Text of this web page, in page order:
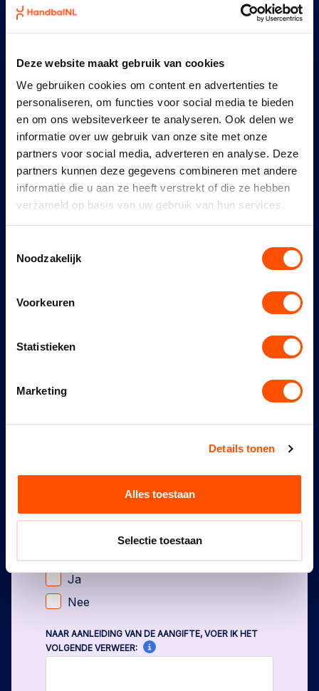
Deze website maakt gebruik van cookies
We gebruiken cookies om content en advertenties te
personaliseren, om functies voor social media te bieden
en om ons websiteverkeer te analyseren. Ook delen we
informatie over uw gebruik van onze site met onze
partners voor social media, adverteren en analyse. Deze
partners kunnen deze gegevens combineren met andere
informatie die u aan ze heeft verstrekt of die ze hebben
verzameld op basis van uw gebruik van hun services.
Noodzakelijk
Voorkeuren
Statistieken
Marketing
Details tonen
Alles toestaan
Selectie toestaan
C. HEEFT DE OVERTREDING PLAATSGEVONDEN
D. IS -INDIEN VAN TOEPASSING- DE
WEDSTRIJDSITUATIE JUIST WEERGEGEVEN? (JA/NEE,
NAMELIJK *
E. IS -INDIEN VAN TOEPASSING- DE SCHEIDSRECHTER
VAN DE WEDSTRIJD JUIST VERMELD EN DE
MAATREGEL? (JA/NEE, NAMELIJK *
F. WAREN -VOOR ZOVER VERMELD- DE VERMELDE
OVERTREDING ZELF KUNNEN WAARNEMEN? (JA/NEE,
VERMELDE OVERTREDING MET ALLE DAARIN
VERMELDE FEITEN? *
Ja
Nee
NAAR AANLEIDING VAN DE AANGIFTE, VOER IK HET
VOLGENDE VERWEER: